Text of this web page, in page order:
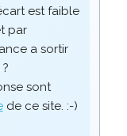
est faible
par
a sortir
sont
de ce site. :-)